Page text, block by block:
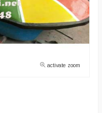
activate zoom